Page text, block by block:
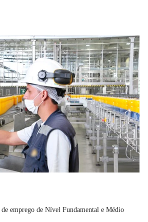
de emprego de Nível Fundamental e Médio